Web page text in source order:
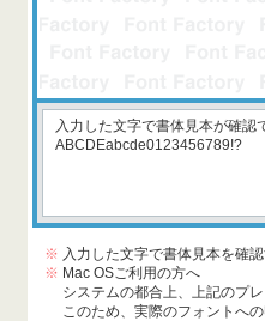
※ 入力した文字で書体見本を確
※ Mac OSご利用の方へ
システムの都合上、上記のプ
このため、実際のフォントへの